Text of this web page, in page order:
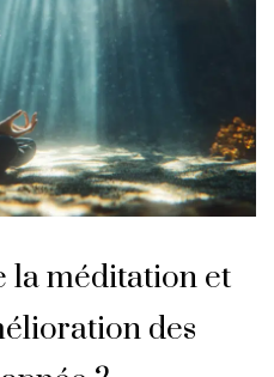
la méditation et
des